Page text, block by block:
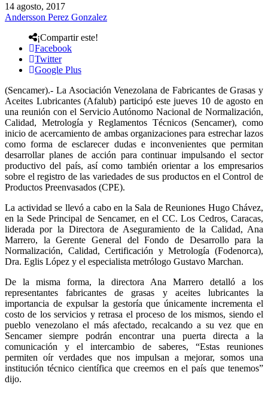
14 agosto, 2017
Andersson Perez Gonzalez
¡Compartir este!
Facebook
Twitter
Google Plus
(Sencamer).- La Asociación Venezolana de Fabricantes de Grasas y
Aceites Lubricantes (Afalub) participó este jueves 10 de agosto en
una reunión con el Servicio Autónomo Nacional de Normalización,
Calidad, Metrología y Reglamentos Técnicos (Sencamer), como
inicio de acercamiento de ambas organizaciones para estrechar lazos
como forma de esclarecer dudas e inconvenientes que permitan
desarrollar planes de acción para continuar impulsando el sector
productivo del país, así como también orientar a los empresarios
sobre el registro de las variedades de sus productos en el Control de
Productos Preenvasados (CPE).
La actividad se llevó a cabo en la Sala de Reuniones Hugo Chávez,
en la Sede Principal de Sencamer, en el CC. Los Cedros, Caracas,
liderada por la Directora de Aseguramiento de la Calidad, Ana
Marrero, la Gerente General del Fondo de Desarrollo para la
Normalización, Calidad, Certificación y Metrología (Fodenorca),
Dra. Eglis López y el especialista metrólogo Gustavo Marchan.
De la misma forma, la directora Ana Marrero detalló a los
representantes fabricantes de grasas y aceites lubricantes la
importancia de expulsar la gestoría que únicamente incrementa el
costo de los servicios y retrasa el proceso de los mismos, siendo el
pueblo venezolano el más afectado, recalcando a su vez que en
Sencamer siempre podrán encontrar una puerta directa a la
comunicación y el intercambio de saberes, “Estas reuniones
permiten oír verdades que nos impulsan a mejorar, somos una
institución técnico científica que creemos en el país que tenemos”
dijo.